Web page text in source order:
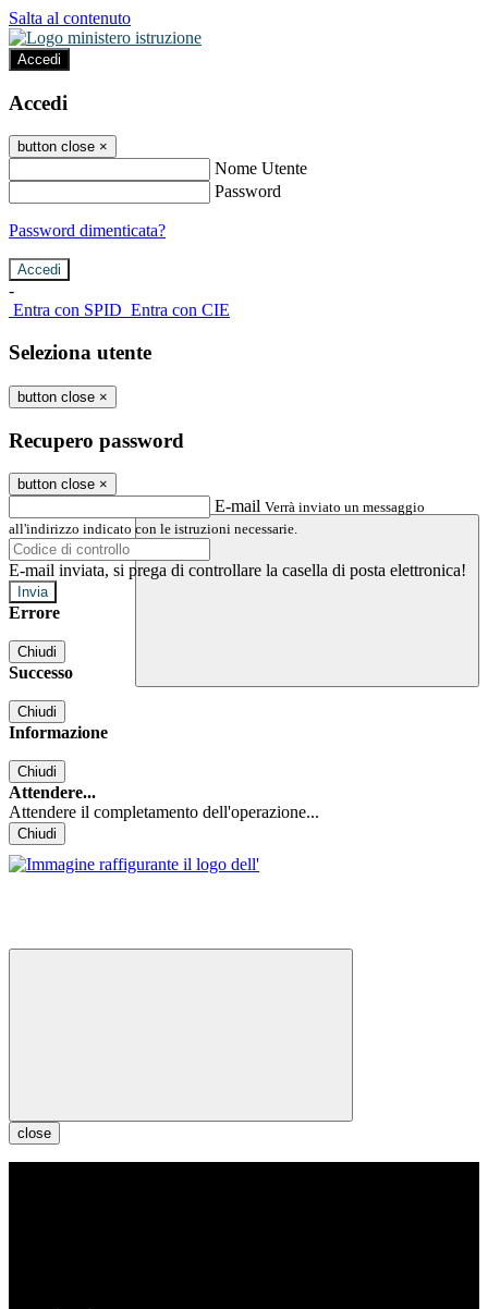
Salta al contenuto
Accedi
Accedi
button close ×
Nome Utente
Password
Password dimenticata?
-
Entra con SPID Entra con CIE
Seleziona utente
button close ×
Recupero password
button close ×
E-mail Verrà inviato un messaggio
all'indirizzo indicato con le istruzioni necessarie.
E-mail inviata, si prega di controllare la casella di posta elettronica!
Errore
Chiudi
Successo
Chiudi
Informazione
Chiudi
Attendere...
Attendere il completamento dell'operazione...
Chiudi
close